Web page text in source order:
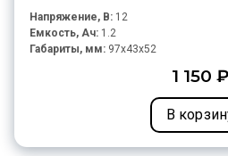
Напряжение, В: 12
Емкость, Ач: 1.2
Габариты, мм: 97x43x52
1 150 ₽
В